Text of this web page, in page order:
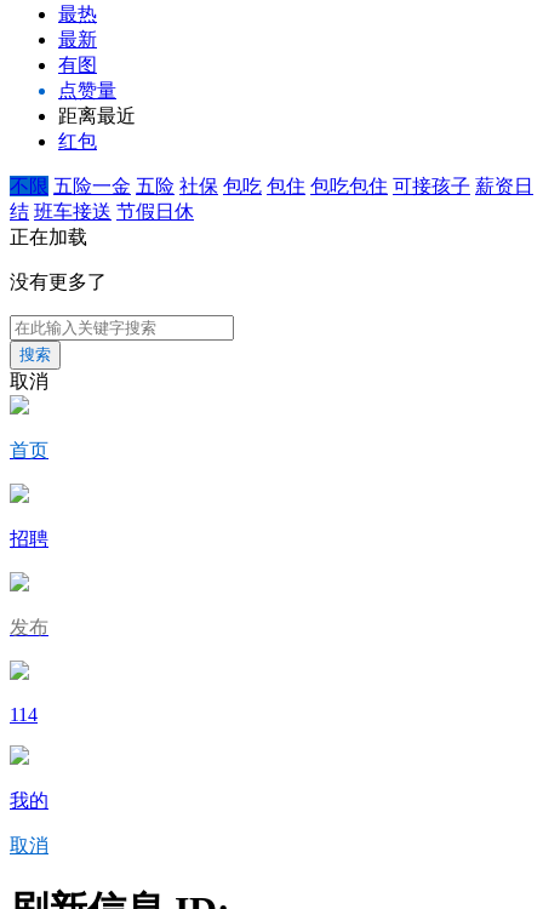
最热
最新
有图
点赞量
距离最近
红包
不限 五险一金 五险 社保 包吃 包住 包吃包住 可接孩子 薪资日
结 班车接送 节假日休
正在加载
没有更多了
搜索
取消
首页
招聘
发布
114
我的
取消